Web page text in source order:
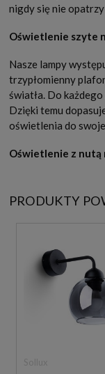
nigdy się nie opatrzy
Oświetlenie szyte
Nasze lampy
trzypłomienny
światła. Do
Dzięki temu
oświetlenia do
Oświetlenie z nutą
PRODUKTY